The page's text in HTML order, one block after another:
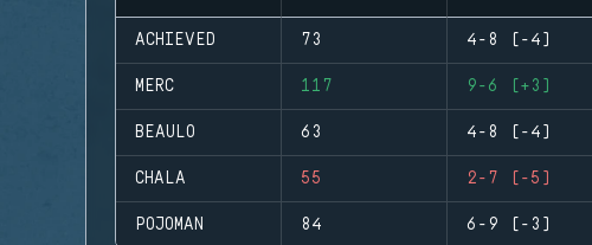
ACHIEVED 73 4-8 (-4)
MERC 117 9-6 (+3)
BEAULO 63 4-8 (-4)
CHALA 55 2-7 (-5)
POJOMAN 84 6-9 (-3)